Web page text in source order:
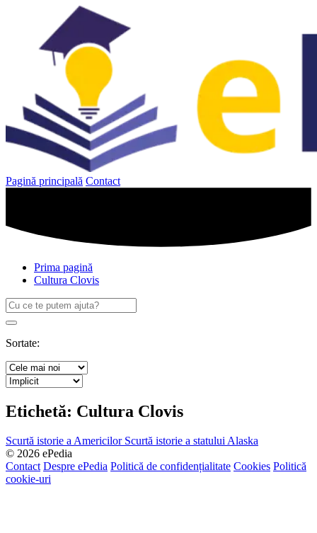
Pagină principală Contact
Prima pagină
Cultura Clovis
Caută
după:
Search
Sortate:
Etichetă: Cultura Clovis
Scurtă istorie a Americilor Scurtă istorie a statului Alaska
© 2026 ePedia
Contact Despre ePedia Politică de confidențialitate Cookies Politică
cookie-uri